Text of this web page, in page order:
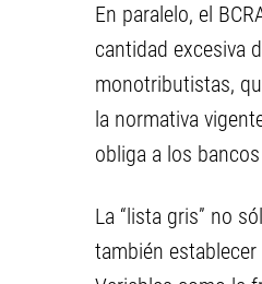
En paralelo, el
cantidad excesiva
monotributistas,
la normativa
obliga a los
La “lista gris” no
también